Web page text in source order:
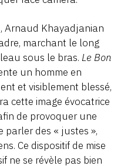
Arnaud Khayadjanian
marchant le long
sous le bras. Le Bon
un homme en
et visiblement blessé,
cette image évocatrice
de provoquer une
parler des « justes »,
Ce dispositif de mise
ne se révèle pas bien